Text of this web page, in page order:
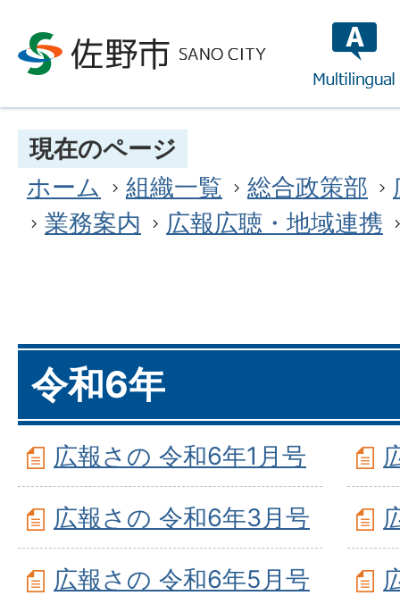
現在のページ
ホーム
組織一覧 総合政策部
業務案内
広報広聴・地域連携
令和6年
広報さの 令和6年1月号
広報さの 令和6年3月号
広報さの 令和6年5月号